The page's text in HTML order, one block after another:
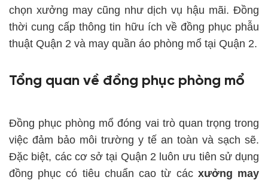
chọn xưởng may cũng như dịch vụ hậu mãi. Đồng
thời cung cấp thông tin hữu ích về đồng phục phẫu
thuật Quận 2 và may quần áo phòng mổ tại Quận 2.
Tổng quan về đồng phục phòng mổ
Đồng phục phòng mổ đóng vai trò quan trọng trong
việc đảm bảo môi trường y tế an toàn và sạch sẽ.
Đặc biệt, các cơ sở tại Quận 2 luôn ưu tiên sử dụng
đồng phục có tiêu chuẩn cao từ các xưởng may